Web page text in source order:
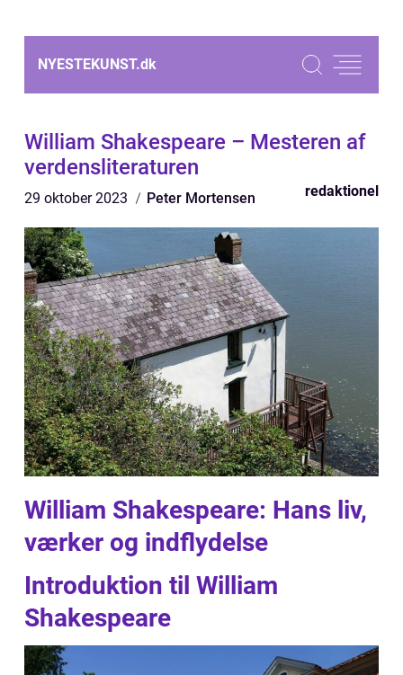
NYESTEKUNST.dk
William Shakespeare – Mesteren af
verdensliteraturen
29 oktober 2023 Peter Mortensen redaktionel
William Shakespeare: Hans liv,
værker og indflydelse
Introduktion til William
Shakespeare